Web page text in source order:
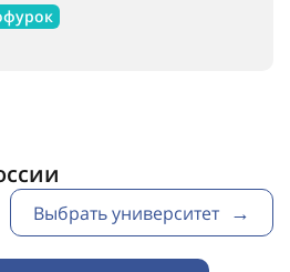
Выбрать университет